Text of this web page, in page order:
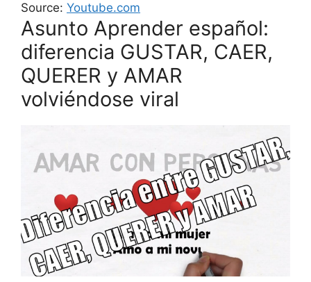
Source: Youtube.com
Asunto Aprender español:
diferencia GUSTAR, CAER,
QUERER y AMAR
volviéndose viral